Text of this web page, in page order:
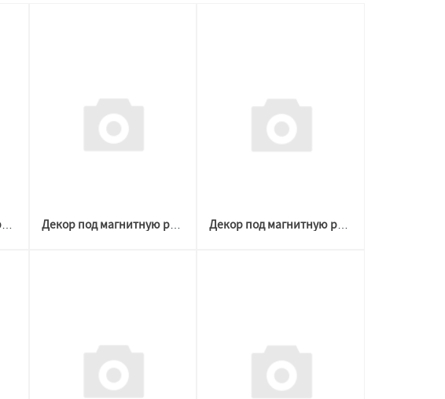
Декор под магнитную решетку ЧЕРНЫЙ D 100-200 №3 (Welton) Декор под магнитную решетку ЧЕРНЫЙ D 100-200 №2 (Welton)